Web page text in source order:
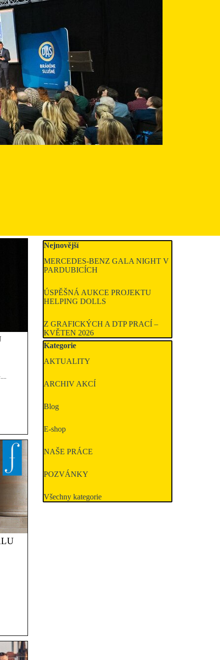
Přeskočit blok Nejnovější
Nejnovější
MERCEDES-BENZ GALA NIGHT V
PARDUBICÍCH
ÚSPĚŠNÁ AUKCE PROJEKTU
HELPING DOLLS
Z GRAFICKÝCH A DTP PRACÍ –
KVĚTEN 2026
Přeskočit blok Kategorie
Kategorie
AKTUALITY
ARCHIV AKCÍ
Blog
E-shop
NAŠE PRÁCE
POZVÁNKY
Všechny kategorie